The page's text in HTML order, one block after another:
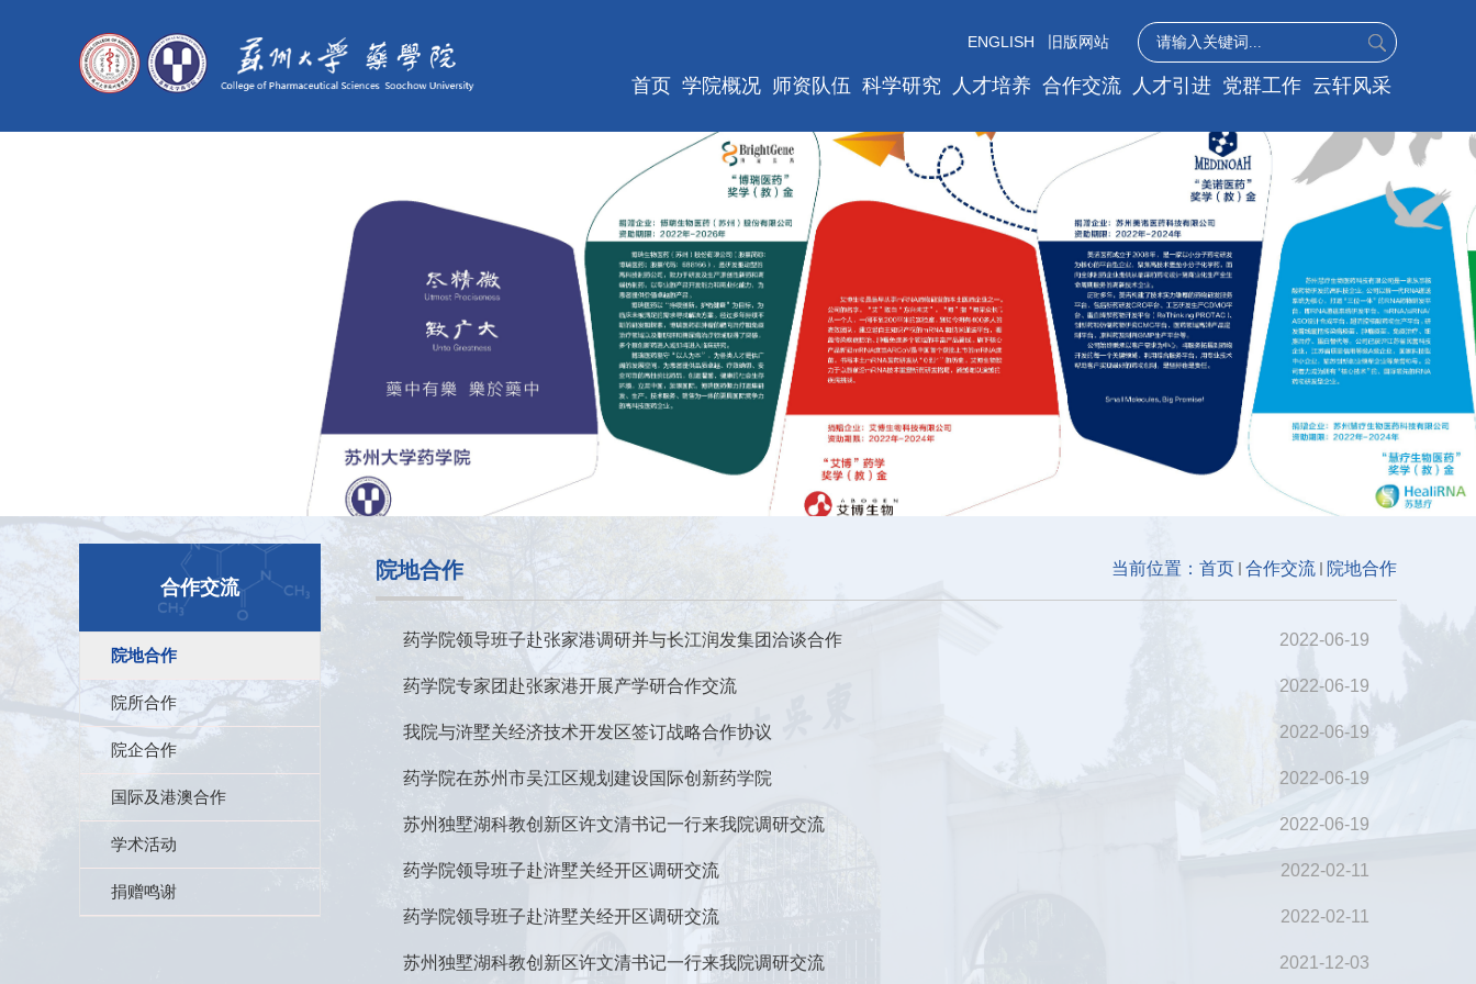
ENGLISH 旧版网站
首页 学院概况 师资队伍 科学研究 人才培养 合作交流 人才引进 党群工作 云轩风采
合作交流
院地合作
院所合作
院企合作
国际及港澳合作
学术活动
捐赠鸣谢
当前位置： 首页 合作交流 院地合作
院地合作
药学院领导班子赴张家港调研并与长江润发集团洽谈合作 2022-06-19
药学院专家团赴张家港开展产学研合作交流 2022-06-19
我院与浒墅关经济技术开发区签订战略合作协议 2022-06-19
药学院在苏州市吴江区规划建设国际创新药学院 2022-06-19
苏州独墅湖科教创新区许文清书记一行来我院调研交流 2022-06-19
药学院领导班子赴浒墅关经开区调研交流 2022-02-11
药学院领导班子赴浒墅关经开区调研交流 2022-02-11
苏州独墅湖科教创新区许文清书记一行来我院调研交流 2021-12-03